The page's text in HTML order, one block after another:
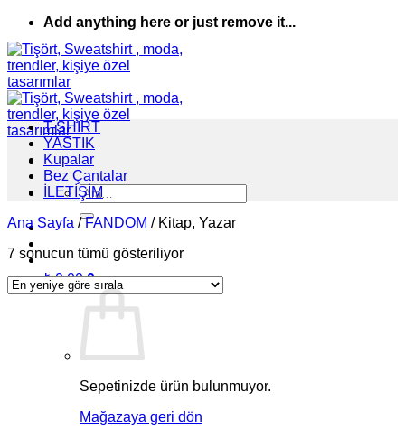
İçeriğeAdd anything here or just remove it...
Ara:
₺0,00 0
Sepetinizde ürün bulunmuyor.
Mağazaya geri dön
T-SHIRT
YASTIK
Kupalar
Bez Çantalar
İLETİŞİM
Ana Sayfa / FANDOM /Kitap, Yazar
7 sonucun tümü gösteriliyorEn
göre